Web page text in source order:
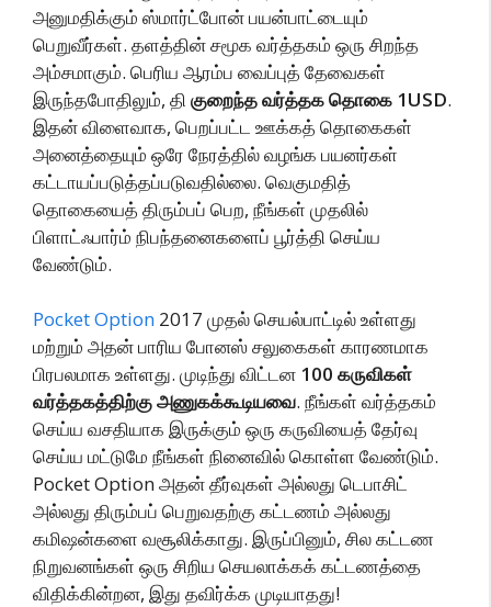
அனுமதிக்கும் ஸ்மார்ட்போன் பயன்பாட்டையும்
பெறுவீர்கள். தளத்தின் சமூக வர்த்தகம் ஒரு சிறந்த
அம்சமாகும். பெரிய ஆரம்ப வைப்புத் தேவைகள்
இருந்தபோதிலும், தி குறைந்த வர்த்தக தொகை 1USD.
இதன் விளைவாக, பெறப்பட்ட ஊக்கத் தொகைகள்
அனைத்தையும் ஒரே நேரத்தில் வழங்க பயனர்கள்
கட்டாயப்படுத்தப்படுவதில்லை. வெகுமதித்
தொகையைத் திரும்பப் பெற, நீங்கள் முதலில்
பிளாட்ஃபார்ம் நிபந்தனைகளைப் பூர்த்தி செய்ய
வேண்டும்.
Pocket Option 2017 முதல் செயல்பாட்டில் உள்ளது
மற்றும் அதன் பாரிய போனஸ் சலுகைகள் காரணமாக
பிரபலமாக உள்ளது. முடிந்து விட்டன 100 கருவிகள்
வர்த்தகத்திற்கு அணுகக்கூடியவை. நீங்கள் வர்த்தகம்
செய்ய வசதியாக இருக்கும் ஒரு கருவியைத் தேர்வு
செய்ய மட்டுமே நீங்கள் நினைவில் கொள்ள வேண்டும்.
Pocket Option அதன் தீர்வுகள் அல்லது டெபாசிட்
அல்லது திரும்பப் பெறுவதற்கு கட்டணம் அல்லது
கமிஷன்களை வசூலிக்காது. இருப்பினும், சில கட்டண
நிறுவனங்கள் ஒரு சிறிய செயலாக்கக் கட்டணத்தை
விதிக்கின்றன, இது தவிர்க்க முடியாதது!